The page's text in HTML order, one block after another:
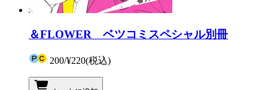
＆FLOWER ベツコミスペシャル別冊
200/¥220(税込)